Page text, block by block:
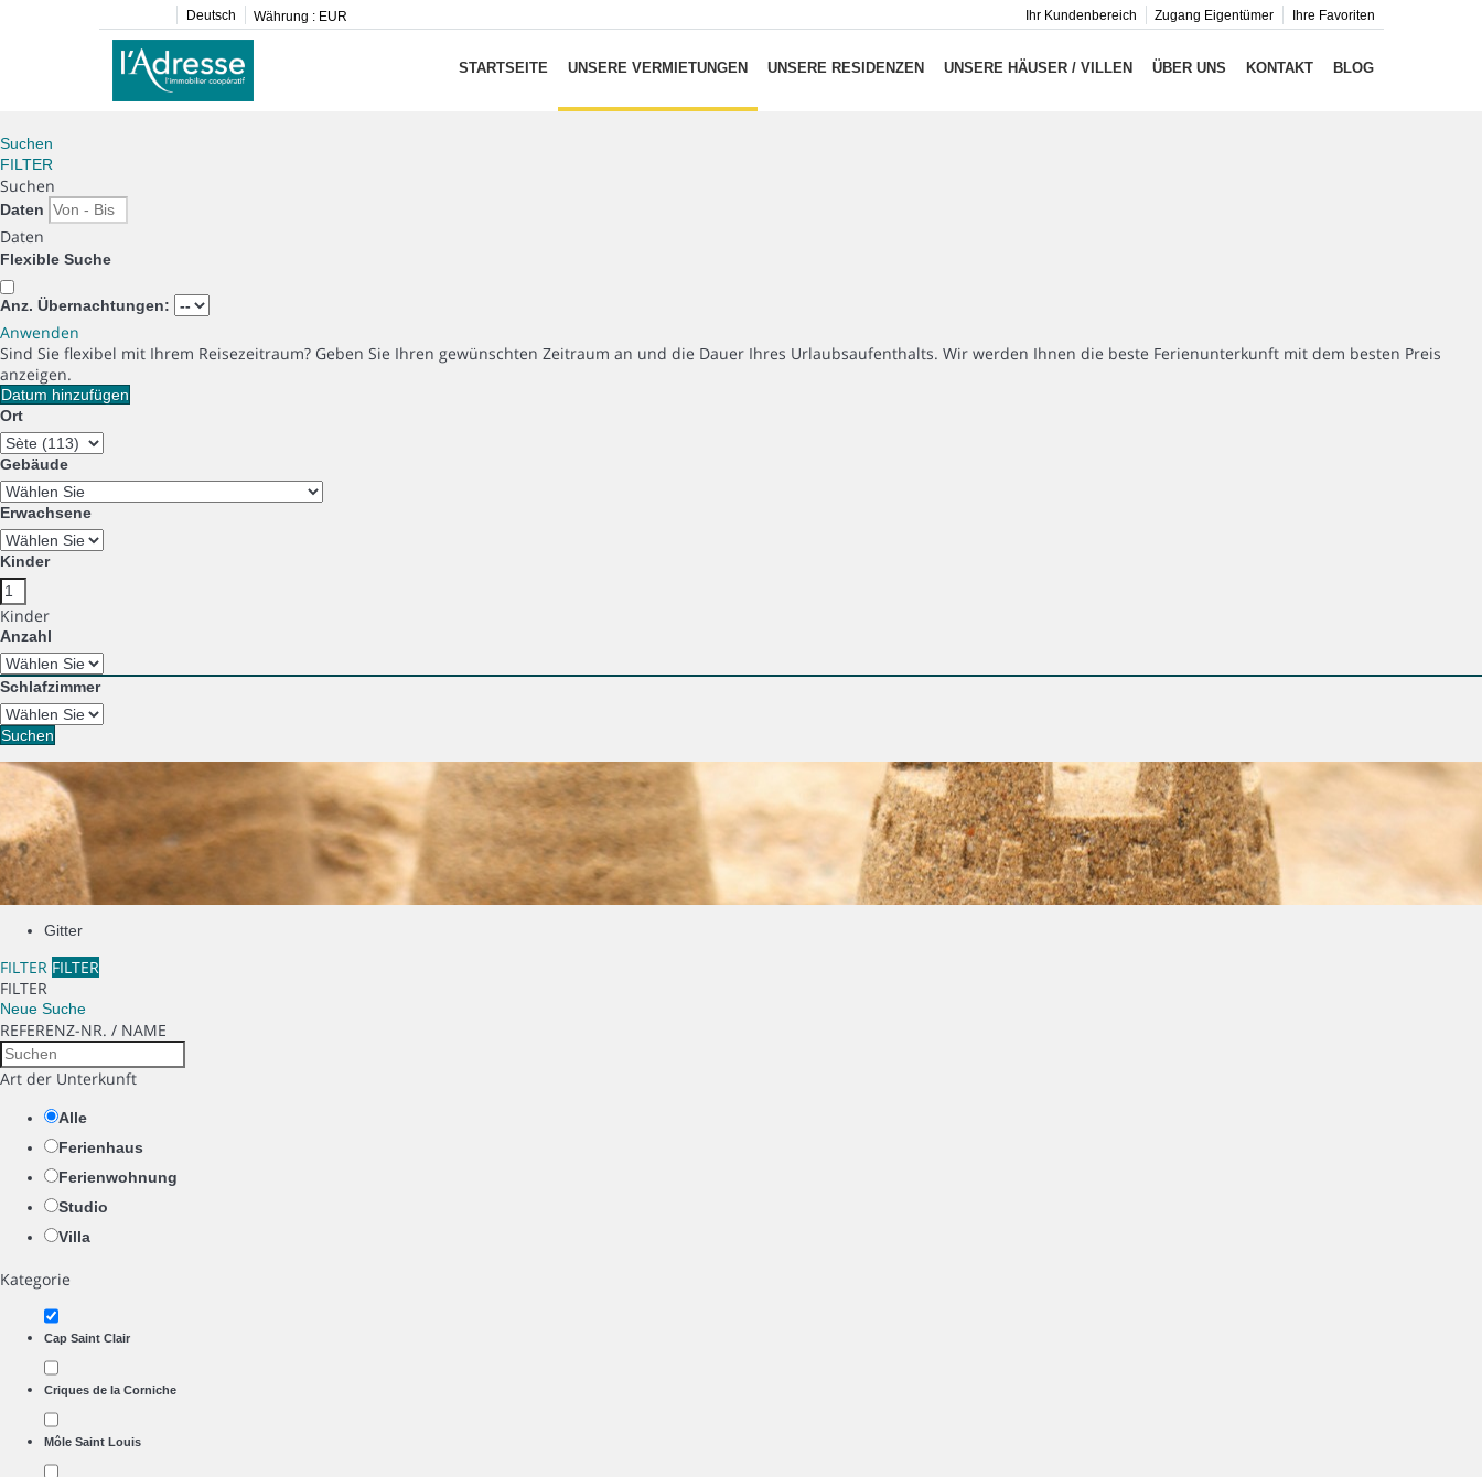
Deutsch Währung : EUR Ihre Favoriten
Zugang Eigentümer
Ihr Kundenbereich
STARTSEITE UNSERE VERMIETUNGEN UNSERE RESIDENZEN UNSERE HÄUSER / VILLEN ÜBER UNS KONTAKT BLOG
Suchen
FILTER
Suchen
Daten
Daten
Flexible Suche
Anz. Übernachtungen:
Anwenden
Sind Sie flexibel mit Ihrem Reisezeitraum? Geben Sie Ihren gewünschten Zeitraum an und die Dauer Ihres Urlaubsaufenthalts. Wir werden Ihnen die beste Ferienunterkunft mit dem besten Preis
anzeigen.
Datum hinzufügen
Ort
Gebäude
Erwachsene
Kinder
Kinder
Anzahl
Schlafzimmer
Suchen
Gitter
FILTER FILTER
FILTER
Neue Suche
REFERENZ-NR. / NAME
Art der Unterkunft
Alle
Ferienhaus
Ferienwohnung
Studio
Villa
Kategorie
Cap Saint Clair
Criques de la Corniche
Môle Saint Louis